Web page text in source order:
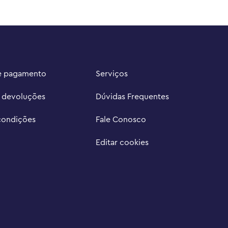
pagamento
devoluções
Serviços
Dúvidas Frequentes
Fale Conosco
Editar cookies